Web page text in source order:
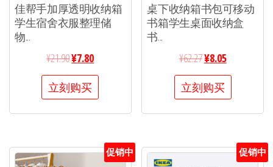
佳帮手加厚透明收纳箱
学生宿舍衣服整理储
物...
¥21.90¥7.80
立刻购买
桌下收纳箱书包可移动
书箱学生桌面收纳盒
书...
¥62.27¥8.05
立刻购买
促销中 促销中